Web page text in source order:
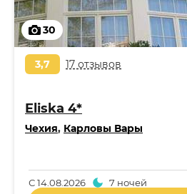
30
3,7 17 отзывов
Eliska 4*
Чехия, Карловы Вары
С14.08.2026 7 ночей